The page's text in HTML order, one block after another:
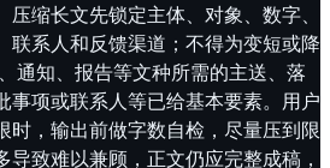
缩长文先锁定主体、对象、数字、
联系人和反馈渠道；不得为变短或降
通知、报告等文种所需的主送、落
事项或联系人等已给基本要素。用户
时，输出前做字数自检，尽量压到限
导致难以兼顾，正文仍应完整成稿，